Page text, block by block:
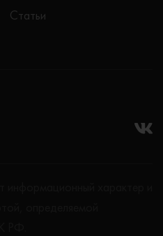
Статьи